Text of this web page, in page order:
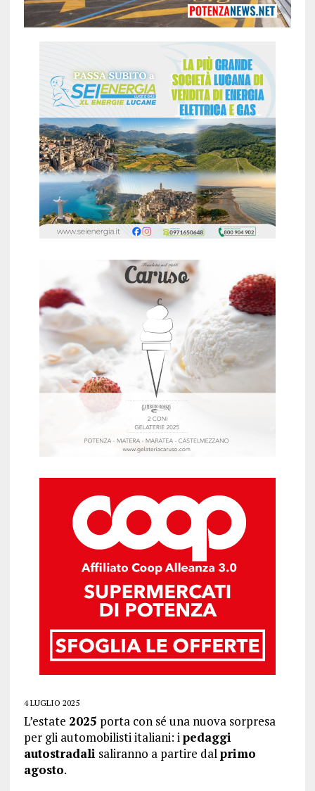
4 LUGLIO 2025
L’estate 2025 porta con sé una nuova sorpresa
per gli automobilisti italiani: ipedaggi
autostradali saliranno a partire dalprimo
agosto.